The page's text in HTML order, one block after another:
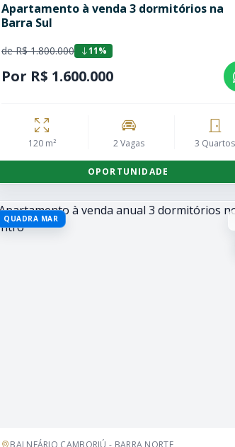
Apartamento à venda 3 dormitórios na
Barra Sul
de R$ 1.800.000 11%
Por R$ 1.600.000
120 m² 2 Vagas 3 Quartos
OPORTUNIDADE
QUADRA MAR
BALNEÁRIO CAMBORIÚ - BARRA NORTE